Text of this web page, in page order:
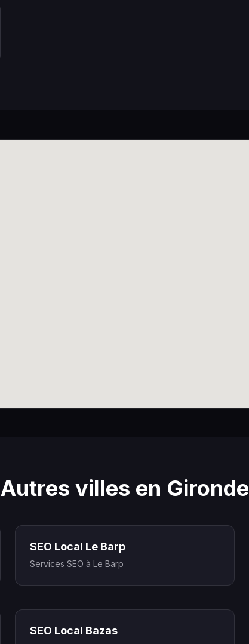
Autres villes en Gironde
SEO Local Le Barp
Services SEO à Le Barp
SEO Local Bazas